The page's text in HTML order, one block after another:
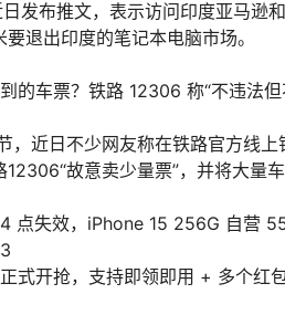
发布推文，表示访问印度亚马逊
退出印度的笔记本电脑市场。
的车票？铁路 12306 称“不违法但
，近日不少网友称在铁路官方线
故意卖少量票”，并将大量
点失效，iPhone 15 256G 自营
式开抢，支持即领即用 + 多个红